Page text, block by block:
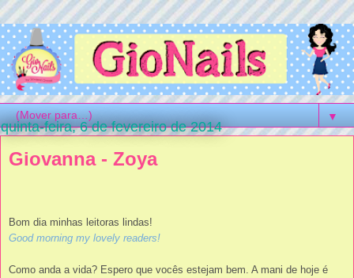
▼
quinta-feira, 6 de fevereiro de 2014
Giovanna - Zoya
Bom dia minhas leitoras lindas!
Good morning my lovely readers!
Como anda a vida? Espero que vocês estejam bem. A mani de hoje é